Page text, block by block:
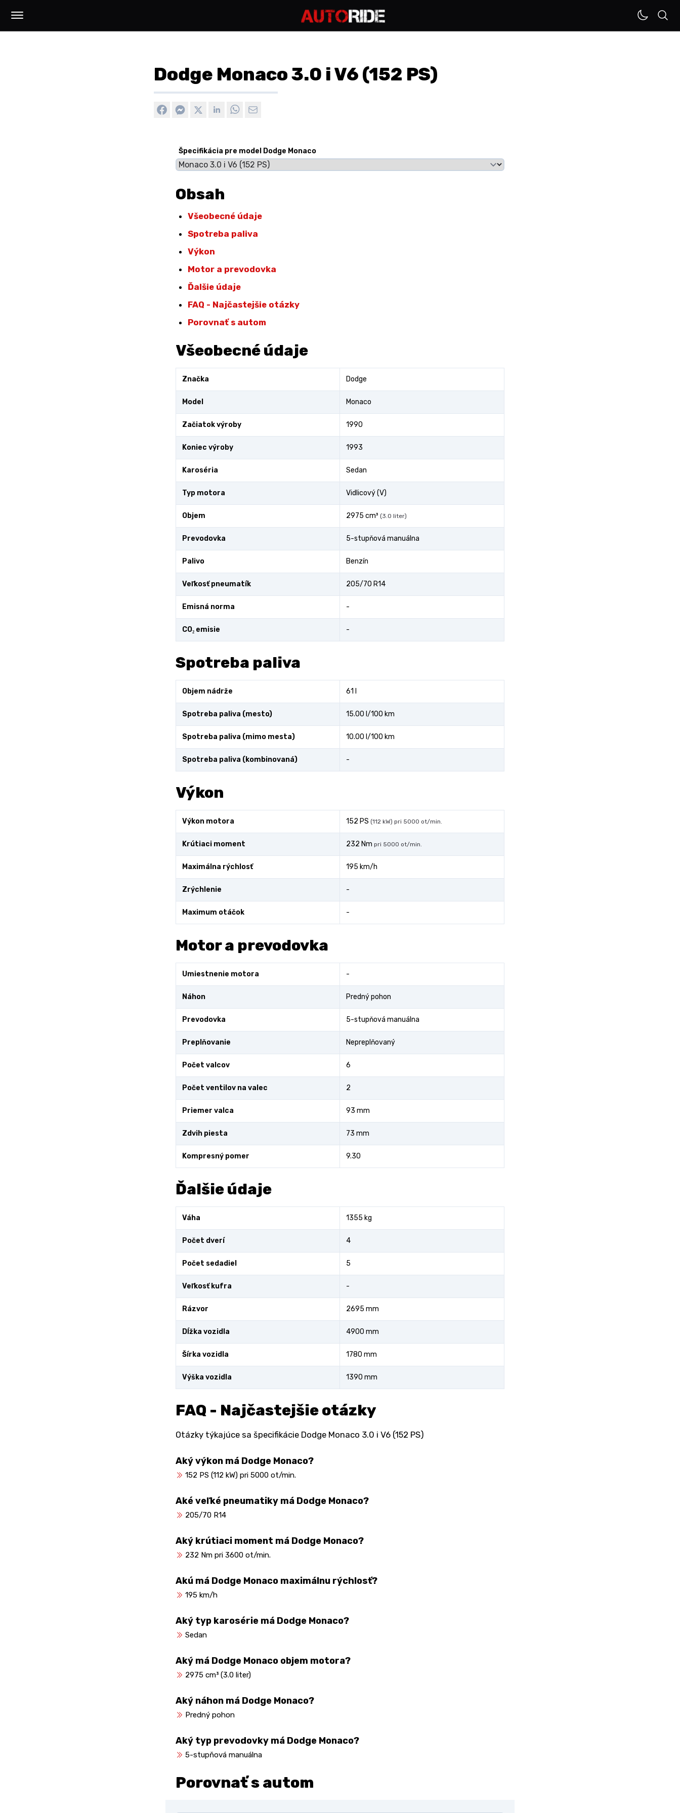
Dodge Monaco 3.0 i V6 (152 PS)
Špecifikácia pre model Dodge Monaco
Obsah
Všeobecné údaje
Spotreba paliva
Výkon
Motor a prevodovka
Ďalšie údaje
FAQ - Najčastejšie otázky
Porovnať s autom
Všeobecné údaje
Značka Dodge
Model Monaco
Začiatok výroby 1990
Koniec výroby 1993
Karoséria Sedan
Typ motora Vidlicový (V)
Objem 2975 cm³ (3.0 liter)
Prevodovka 5-stupňová manuálna
Palivo Benzín
Veľkosť pneumatík 205/70 R14
Emisná norma -
CO₂ emisie -
Spotreba paliva
Objem nádrže 61 l
Spotreba paliva (mesto) 15.00 l/100 km
Spotreba paliva (mimo mesta) 10.00 l/100 km
Spotreba paliva (kombinovaná) -
Výkon
Výkon motora 152 PS (112 kW) pri 5000 ot/min.
Krútiaci moment 232 Nm pri 5000 ot/min.
Maximálna rýchlosť 195 km/h
Zrýchlenie -
Maximum otáčok -
Motor a prevodovka
Umiestnenie motora -
Náhon Predný pohon
Prevodovka 5-stupňová manuálna
Preplňovanie Nepreplňovaný
Počet valcov 6
Počet ventilov na valec 2
Priemer valca 93 mm
Zdvih piesta 73 mm
Kompresný pomer 9.30
Ďalšie údaje
Váha 1355 kg
Počet dverí 4
Počet sedadiel 5
Veľkosť kufra -
Rázvor 2695 mm
Dĺžka vozidla 4900 mm
Šírka vozidla 1780 mm
Výška vozidla 1390 mm
FAQ - Najčastejšie otázky
Otázky týkajúce sa špecifikácie Dodge Monaco 3.0 i V6 (152 PS)
Aký výkon má Dodge Monaco?
152 PS (112 kW) pri 5000 ot/min.
Aké veľké pneumatiky má Dodge Monaco?
205/70 R14
Aký krútiaci moment má Dodge Monaco?
232 Nm pri 3600 ot/min.
Akú má Dodge Monaco maximálnu rýchlosť?
195 km/h
Aký typ karosérie má Dodge Monaco?
Sedan
Aký má Dodge Monaco objem motora?
2975 cm³ (3.0 liter)
Aký náhon má Dodge Monaco?
Predný pohon
Aký typ prevodovky má Dodge Monaco?
5-stupňová manuálna
Porovnať s autom